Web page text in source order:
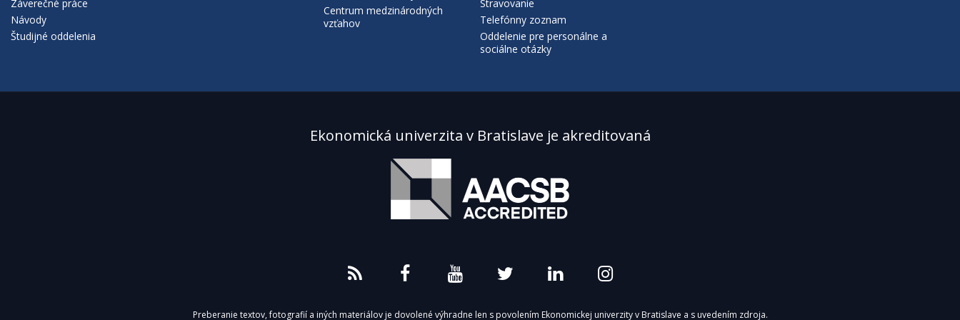
antidiskriminačného zákona v praxi, lepšiu informovanosť o diskriminácii medzi kľúčovými zainteresovanými stranami a zvýšiť
informovanosť verejnosti o prevencii a ochrane pred diskrimináciou.
RI4SK (21.10.2019), a tiež ako jeden z ťažiskových tvorcov spolu kreovala NÁRODNÚ DEKLARÁCIU O UPEVNENÍ VÝSKUMNEJ
Záverečné práce
Návody
Študijné oddelenia
Centrum medzinárodných
vzťahov
Stravovanie
Telefónny zoznam
Oddelenie pre personálne a
sociálne otázky
Ekonomická univerzita v Bratislave je akreditovaná
Preberanie textov, fotografií a iných materiálov je dovolené výhradne len s povolením Ekonomickej univerzity v Bratislave a s uvedením zdroja.